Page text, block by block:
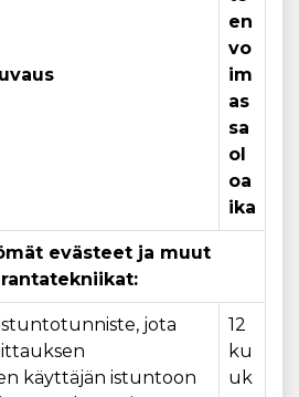
en
vo
im
as
sa
ol
oa
ika
evästeet ja muut
jota
käyttäjän istuntoon
12
ku
uk